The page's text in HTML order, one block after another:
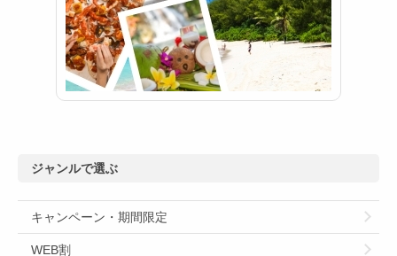
ジャンルで選ぶ
キャンペーン・期間限定
WEB割